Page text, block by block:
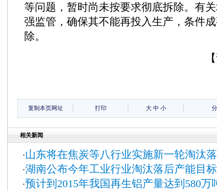
等问题，暂时尚未按要求彻底拆除。有
强监管，确保其不能再投入生产，条件
除。
复制本页网址 打印 大 中 小
相关新闻
·山东将在焦炭等八行业实施新一轮淘汰
·湖南公布今年工业行业淘汰落后产能目
·预计到2015年我国再生铝产量达到580万